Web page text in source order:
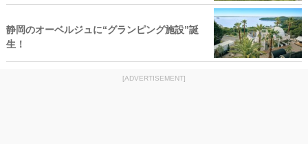
静岡のオーベルジュに“グランピング施設”誕
生！
[ADVERTISEMENT]